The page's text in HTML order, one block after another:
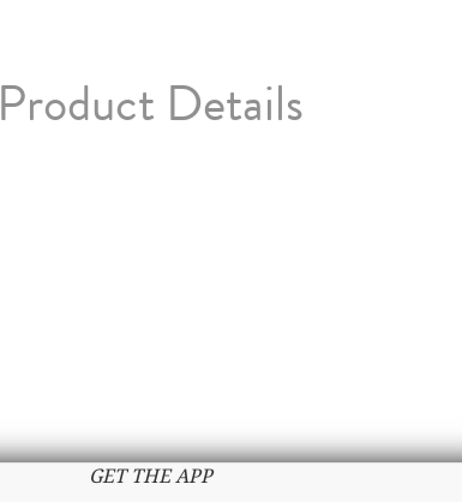
Product Details
GET THE APP